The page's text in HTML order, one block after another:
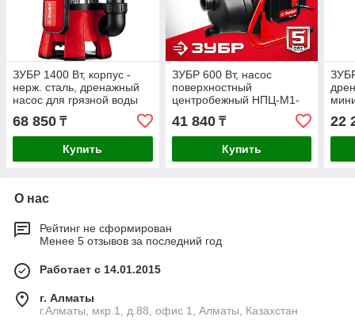
ЗУБР 1400 Вт, корпус -
нерж. сталь, дренажный
насос для грязной воды
68 850 ₸
Купить
ЗУБР 600 Вт, насос
поверхностный
центробежный НПЦ-М1-
41 840₸
Купить
400)
22
О нас
Рейтинг не сформирован
Менее 5 отзывов за последний год
Работает с 14.01.2015
г. Алматы
г.Алматы, мкр.1, д.88, офис 1, Алматы, Казахстан